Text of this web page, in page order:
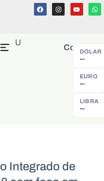
Cotação
DÓLAR
--
EURO
--
LIBRA
--
MENU
Integrado de